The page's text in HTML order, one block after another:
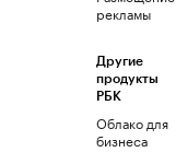
рекламы
Другие
продукты
РБК
Облако для
бизнеса